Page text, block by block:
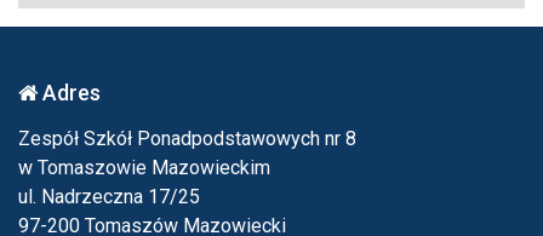
Adres
Zespół Szkół Ponadpodstawowych nr 8
w Tomaszowie Mazowieckim
ul. Nadrzeczna 17/25
97-200 Tomaszów Mazowiecki